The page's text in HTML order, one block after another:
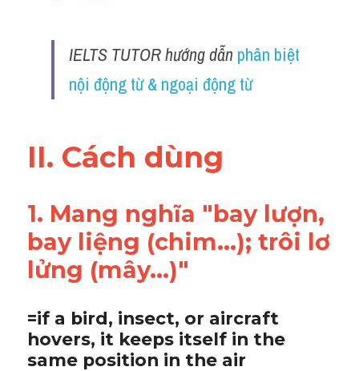
IELTS TUTOR hướng dẫn phân biệt
nội động từ & ngoại động từ
II. Cách dùng
1. Mang nghĩa "bay lượn,
bay liệng (chim...); trôi lơ
lửng (mây...)"
=if a bird, insect, or aircraft
hovers, it keeps itself in the
same position in the air